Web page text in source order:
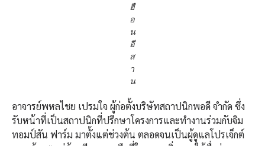
ฮื
อ
น
อี
ส
า
น
อาจารย์พหลไชย เปรมใจ ผู้ก่อตั้งบริษัทสถาปนิกพอดี จำกัด ซึ่ง
รับหน้าที่เป็นสถาปนิกที่ปรึกษาโครงการและทำงานร่วมกับจิม
ทอมป์สัน ฟาร์ม มาตั้งแต่ช่วงต้น ตลอดจนเป็นผู้ดูแลโปรเจ็กต์